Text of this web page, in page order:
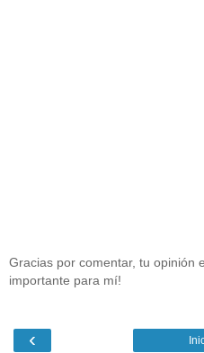
Gracias por comentar, tu opinión
importante para mí!
‹